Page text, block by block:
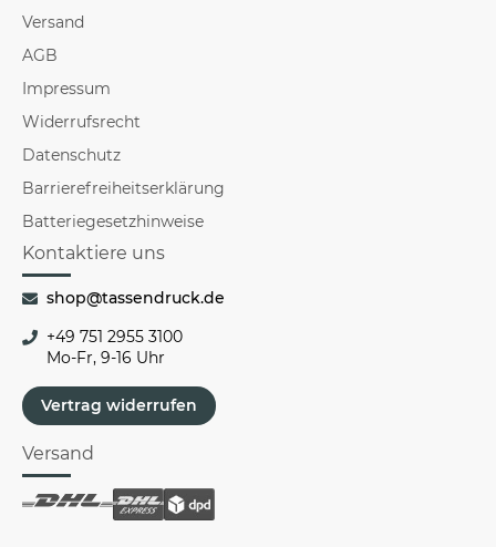
Versand
AGB
Impressum
Widerrufsrecht
Datenschutz
Barrierefreiheitserklärung
Batteriegesetzhinweise
Kontaktiere uns
shop@tassendruck.de
+49 751 2955 3100
Mo-Fr, 9-16 Uhr
Vertrag widerrufen
Versand